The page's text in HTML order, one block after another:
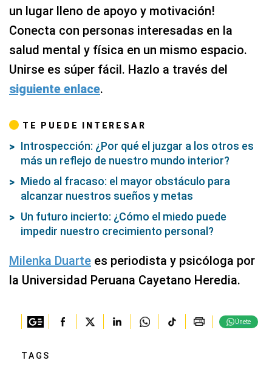
un lugar lleno de apoyo y motivación!
Conecta con personas interesadas en la
salud mental y física en un mismo espacio.
Unirse es súper fácil. Hazlo a través del
siguiente enlace.
TE PUEDE INTERESAR
Introspección: ¿Por qué el juzgar a los otros es
más un reflejo de nuestro mundo interior?
Miedo al fracaso: el mayor obstáculo para
alcanzar nuestros sueños y metas
Un futuro incierto: ¿Cómo el miedo puede
impedir nuestro crecimiento personal?
Milenka Duarte es periodista y psicóloga por
la Universidad Peruana Cayetano Heredia.
Únete
TAGS